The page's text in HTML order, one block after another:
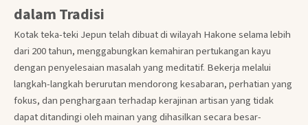
dalam Tradisi
Kotak teka-teki Jepun telah dibuat di wilayah Hakone selama lebih
dari 200 tahun, menggabungkan kemahiran pertukangan kayu
dengan penyelesaian masalah yang meditatif. Bekerja melalui
langkah-langkah berurutan mendorong kesabaran, perhatian yang
fokus, dan penghargaan terhadap kerajinan artisan yang tidak
dapat ditandingi oleh mainan yang dihasilkan secara besar-